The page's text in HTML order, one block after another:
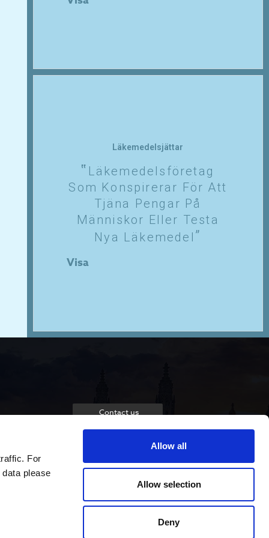
For
please
Allow all
Allow selection
Deny
Läkemedelsjättar
Läkemedelsföretag
Som Konspirerar För Att
Tjäna Pengar På
Människor Eller Testa
Nya Läkemedel
Visa
Contact us